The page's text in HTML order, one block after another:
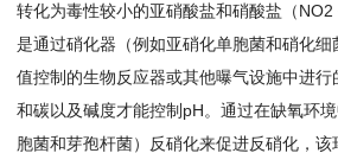
转化为毒性较小的亚硝酸盐和硝酸盐（
是通过硝化器（例如亚硝化单胞菌和硝化
值控制的生物反应器或其他曝气设施中进
和碳以及碱度才能控制pH。通过在缺氧环
胞菌和芽孢杆菌）反硝化来促进反硝化，